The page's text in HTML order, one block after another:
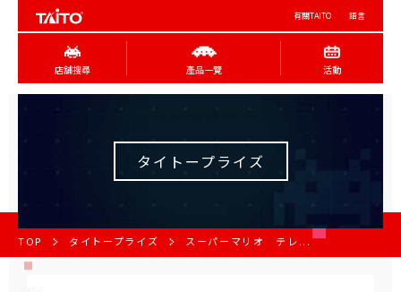
有關TAITO 語言
店舖搜尋 產品一覽 活動
タイトープライズ
TOP タイトープライズ スーパーマリオ テレ...